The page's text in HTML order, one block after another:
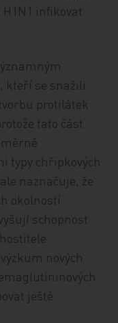
infikovat
kteří se snažili
protilátek
tato část
typy chřipkových
naznačuje, že
okolností
schopnost
nových
ještě